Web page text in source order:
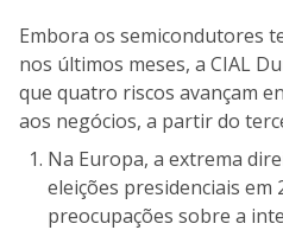
Embora os semicondutores
nos últimos meses, a CIAL
que quatro riscos avançam
aos negócios, a partir do
Na Europa, a extrema
eleições presidenciais em
preocupações sobre a